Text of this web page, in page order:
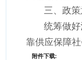
三、政
统筹做
靠供应保障社
附件下载: